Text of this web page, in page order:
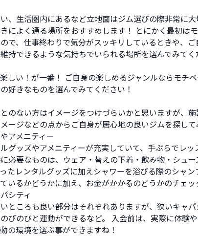
、生活圏内にあるなど立地面はジム選びの際非常に
によく通る場所をおすすめします！ とにかく最初は
で、仕事終わりで気分がスッキリしているときや、
持できるような気持ちでいられる場所を選んでみてく
しい！が一番！ ご自身の楽しめるジャンルならモチ
好きなものを選んでみてください！
のない方はイメージをつけづらいかと思いますが、
ージなどの点からご自身が居心地の良いジムを探して
アメニティー
グッズやアメニティーが充実していて、手ぶらでレッ
必要なものは、ウェア・替えの下着・飲み物・シュ
たレンタルグッズに加えシャワーを浴びる際のシャ
いるかどうかに加え、お金がかかるのどうかのチェ
シティ
ところも良い部分はそれぞれありますが、狭いキャ
びのびと運動ができるなど。 入会前は、実際に体験
の環境を選ぶ事ができますね！